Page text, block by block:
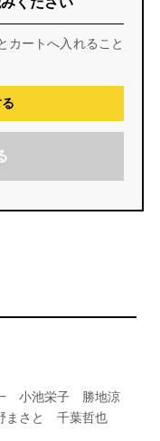
カートへ入れること
小池栄子 勝地涼
さと 千葉哲也